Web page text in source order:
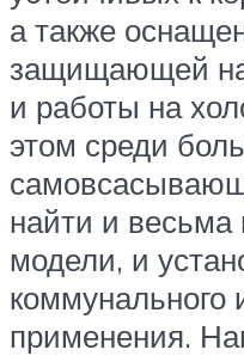
а также
защищающей
и работы на
этом среди
найти и
модели, и
применения.